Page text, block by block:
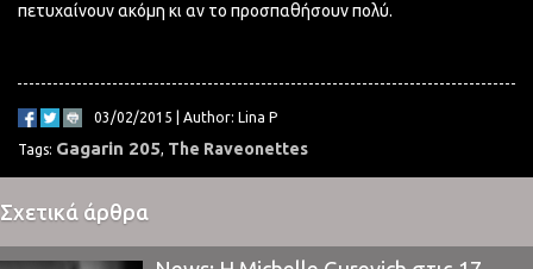
πετυχαίνουν ακόμη κι αν το προσπαθήσουν πολύ.
03/02/2015 | Author: Lina P
Tags: Gagarin 205, The Raveonettes
Σχετικά άρθρα